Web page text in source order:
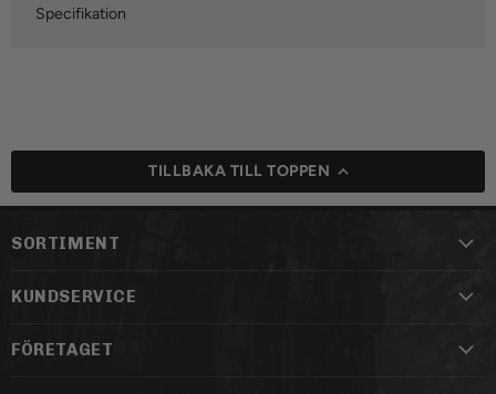
Specifikation
TILLBAKA TILL TOPPEN
SORTIMENT
KUNDSERVICE
FÖRETAGET